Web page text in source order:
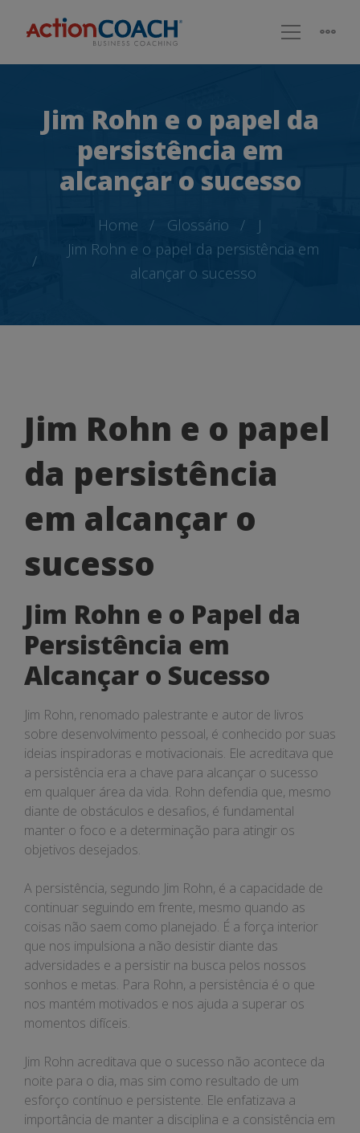
Jim Rohn e o papel da
persistência em
alcançar o sucesso
Home Glossário
J
Jim Rohn e o papel da persistência em
alcançar o sucesso
Jim
Rohn
e
o
papel
da
persistência
em
alcançar
o
sucesso
Jim Rohn e o papel
da persistência
em alcançar o
sucesso
Jim Rohn e o Papel da
Persistência em
Alcançar o Sucesso
Jim Rohn, renomado palestrante e autor de livros
sobre desenvolvimento pessoal, é conhecido por suas
ideias inspiradoras e motivacionais. Ele acreditava que
a persistência era a chave para alcançar o sucesso
em qualquer área da vida. Rohn defendia que, mesmo
diante de obstáculos e desafios, é fundamental
manter o foco e a determinação para atingir os
objetivos desejados.
A persistência, segundo Jim Rohn, é a capacidade de
continuar seguindo em frente, mesmo quando as
coisas não saem como planejado. É a força interior
que nos impulsiona a não desistir diante das
adversidades e a persistir na busca pelos nossos
sonhos e metas. Para Rohn, a persistência é o que
nos mantém motivados e nos ajuda a superar os
momentos difíceis.
Jim Rohn acreditava que o sucesso não acontece da
noite para o dia, mas sim como resultado de um
esforço contínuo e persistente. Ele enfatizava a
importância de manter a disciplina e a consistência em